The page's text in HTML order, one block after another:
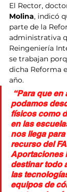
El Rector,
Molina, indicó
parte de la
administrativa
Reingeniería
se trabajan
dicha Reforma
año.
podamos
físicos como
en las
nos llega
recurso del
Aportaciones
destinar todo
las
equipos de